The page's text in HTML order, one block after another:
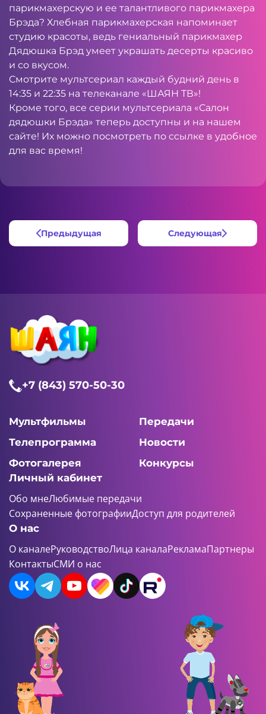
парикмахерскую и ее талантливого парикмахера
Брэда? Хлебная парикмахерская напоминает
студию красоты, ведь гениальный парикмахер
Дядюшка Брэд умеет украшать десерты красиво
и со вкусом.
Смотрите мультсериал каждый будний день в
14:35 и 22:35 на телеканале «ШАЯН ТВ»!
Кроме того, все серии мультсериала «Салон
дядюшки Брэда» теперь доступны и на нашем
сайте! Их можно посмотреть по ссылке в удобное
для вас время!
Предыдущая Следующая
+7 (843) 570-50-30
Мультфильмы
Передачи
Телепрограмма
Новости
Фотогалерея
Конкурсы
Личный кабинет
Обо мнеЛюбимые передачи
Сохраненные фотографииДоступ для родителей
О нас
О каналеРуководствоЛица каналаРекламаПартнеры
КонтактыСМИ о нас